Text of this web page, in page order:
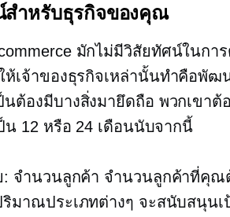
ำหรับธุรกิจของคุณ
มักไม่มีวิสัยทัศน์ในการ
เจ้าของธุรกิจเหล่านั้นทำคือพัฒ
นต้องมีบางสิ่งมายึดถือ พวกเขาต้
น 12 หรือ 24 เดือนนับจากนี้
: จำนวนลูกค้า จำนวนลูกค้าที่คุณ
มาณประเภทต่างๆ จะสนับสนุนเ